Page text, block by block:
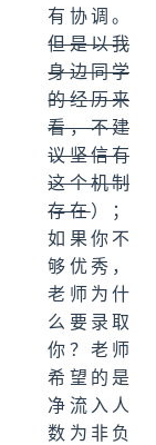
有协调。
但是以我
身边同学
的经历来
看，不建
议坚信有
这个机制
存在）；
如果你不
够优秀，
老师为什
么要录取
你？老师
希望的是
净流入人
数为非负